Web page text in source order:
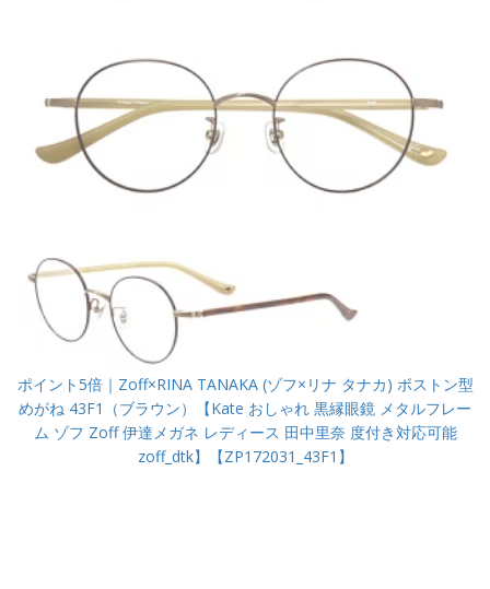
ポイント5倍｜Zoff×RINA TANAKA (ゾフ×リナ タナカ) ボストン型
めがね 43F1（ブラウン）【Kate おしゃれ 黒縁眼鏡 メタルフレー
ム ゾフ Zoff 伊達メガネ レディース 田中里奈 度付き対応可能
zoff_dtk】【ZP172031_43F1】